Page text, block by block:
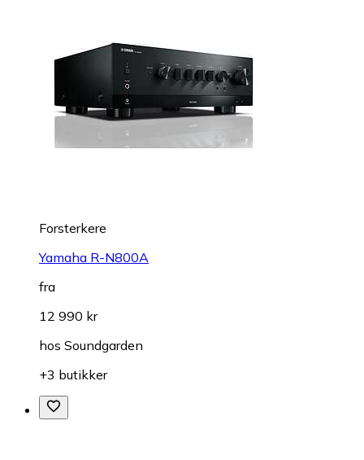
Forsterkere
Yamaha R-N800A
fra
12 990 kr
hos Soundgarden
+3 butikker